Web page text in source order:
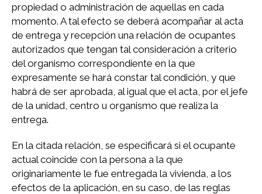
propiedad o administración de aquellas en cada
momento. A tal efecto se deberá acompañar al acta
de entrega y recepción una relación de ocupantes
autorizados que tengan tal consideración a criterio
del organismo correspondiente en la que
expresamente se hará constar tal condición, y que
habrá de ser aprobada, al igual que el acta, por el jefe
de la unidad, centro u organismo que realiza la
entrega.
En la citada relación, se especificará si el ocupante
actual coincide con la persona a la que
originariamente le fue entregada la vivienda, a los
efectos de la aplicación, en su caso, de las reglas